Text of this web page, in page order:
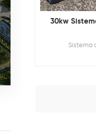
30kw
Sistema